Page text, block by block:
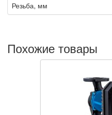
Резьба, мм
Похожие товары